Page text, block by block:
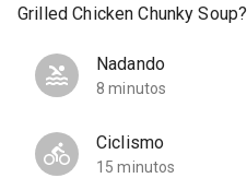
Grilled Chicken Chunky Soup?
Nadando
8 minutos
Ciclismo
15 minutos